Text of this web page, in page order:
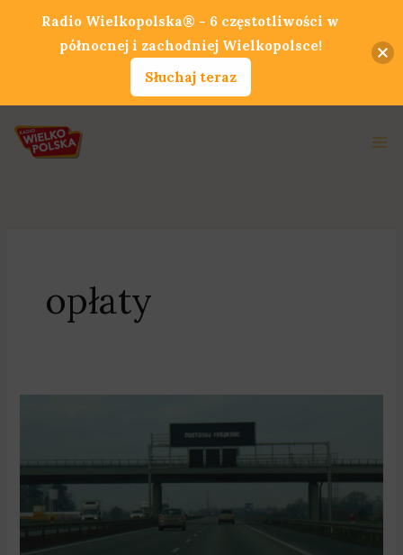
opłaty
Radio Wielkopolska® - 6 częstotliwości w
północnej i zachodniej Wielkopolsce!
Słuchaj teraz